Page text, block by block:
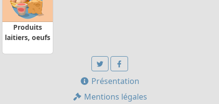
Produits
laitiers, oeufs
Présentation
Mentions légales